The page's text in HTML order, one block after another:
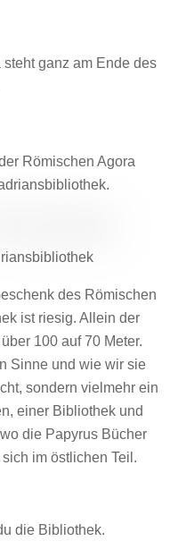
ganz am Ende des
Römischen Agora
des Römischen
ist riesig. Allein der
100 auf 70 Meter.
Sinne und wie wir sie
sondern vielmehr ein
einer Bibliothek und
die Papyrus Bücher
im östlichen Teil.
die Bibliothek.